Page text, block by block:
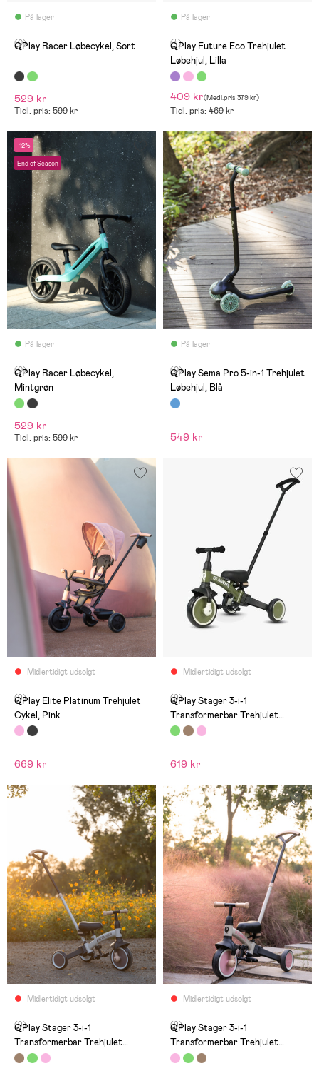
På lager
(0)
QPlay Racer Løbecykel, Sort
529 kr
Tidl. pris: 599 kr
På lager
(4)
QPlay Future Eco Trehjulet
Løbehjul, Lilla
409 kr(Medl.pris 379 kr)
Tidl. pris: 469 kr
-12%
End of Season
På lager
(0)
QPlay Racer Løbecykel,
Mintgrøn
529 kr
Tidl. pris: 599 kr
På lager
(0)
QPlay Sema Pro 5-in-1 Trehjulet
Løbehjul, Blå
549 kr
Midlertidigt udsolgt
(9)
QPlay Elite Platinum Trehjulet
Cykel, Pink
669 kr
Midlertidigt udsolgt
(9)
QPlay Stager 3-i-1
Transformerbar Trehjulet
Cykel, Grøn
619 kr
Midlertidigt udsolgt
(9)
QPlay Stager 3-i-1
Transformerbar Trehjulet
Cykel, Brun
Midlertidigt udsolgt
(9)
QPlay Stager 3-i-1
Transformerbar Trehjulet
Cykel, Pink